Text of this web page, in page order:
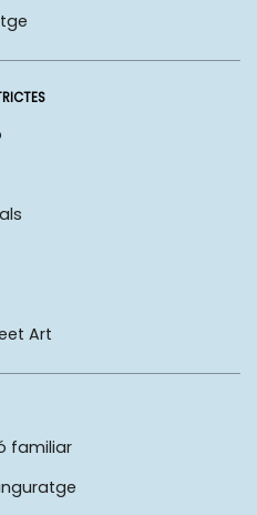
Art
familiar